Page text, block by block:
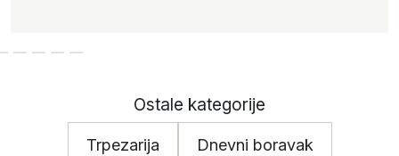
Ostale kategorije
Trpezarija Dnevni boravak